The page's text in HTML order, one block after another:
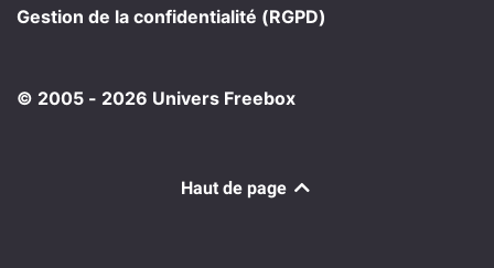
Gestion de la confidentialité (RGPD)
© 2005 - 2026 Univers Freebox
Haut de page